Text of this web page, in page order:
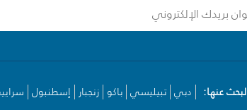
عنها: دبي تبيليسي باكو زنجبار إسطنبول